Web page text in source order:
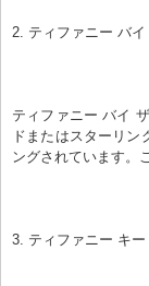
2. ティファニー バ
ティファニー バイ
ドまたはスターリ
ングされています。
3. ティファニー キー